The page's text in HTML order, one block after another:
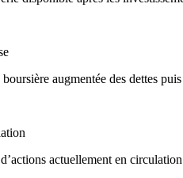
augmentée des dettes
actuellement en